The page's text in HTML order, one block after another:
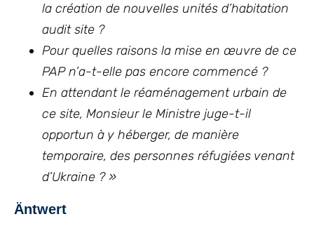
la création de nouvelles unités d’habitation
audit site ?
Pour quelles raisons la mise en œuvre de ce
PAP n’a-t-elle pas encore commencé ?
En attendant le réaménagement urbain de
ce site, Monsieur le Ministre juge-t-il
opportun à y héberger, de manière
temporaire, des personnes réfugiées venant
d’Ukraine ? »
Äntwert